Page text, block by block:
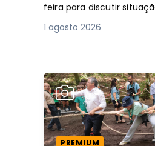
feira para discutir
1 agosto 2026
PREMIUM